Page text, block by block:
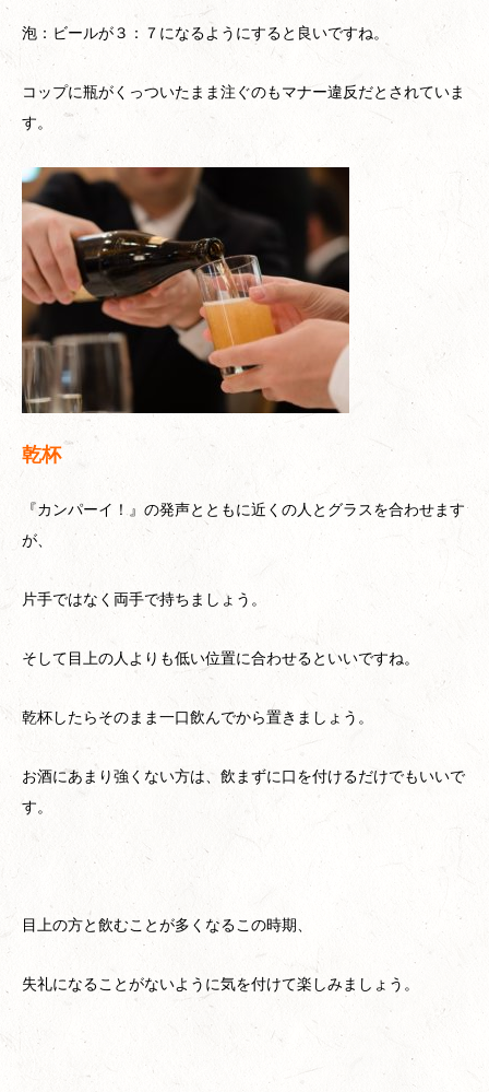
泡：ビールが３：７になるようにすると良いですね。
コップに瓶がくっついたまま注ぐのもマナー違反だとされていま
す。
乾杯
『カンパーイ！』の発声とともに近くの人とグラスを合わせます
が、
片手ではなく両手で持ちましょう。
そして目上の人よりも低い位置に合わせるといいですね。
乾杯したらそのまま一口飲んでから置きましょう。
お酒にあまり強くない方は、飲まずに口を付けるだけでもいいで
す。
目上の方と飲むことが多くなるこの時期、
失礼になることがないように気を付けて楽しみましょう。